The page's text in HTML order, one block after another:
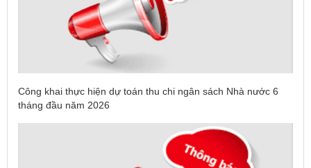
Công khai thực hiện dự toán thu chi ngân sách Nhà nước 6
tháng đầu năm 2026